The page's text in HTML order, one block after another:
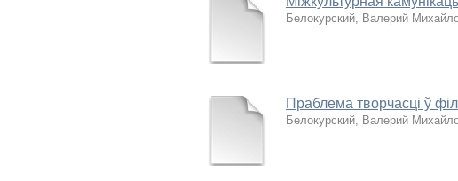
Белокурский, Валерий
Праблема творчасці ў
Белокурский, Валерий